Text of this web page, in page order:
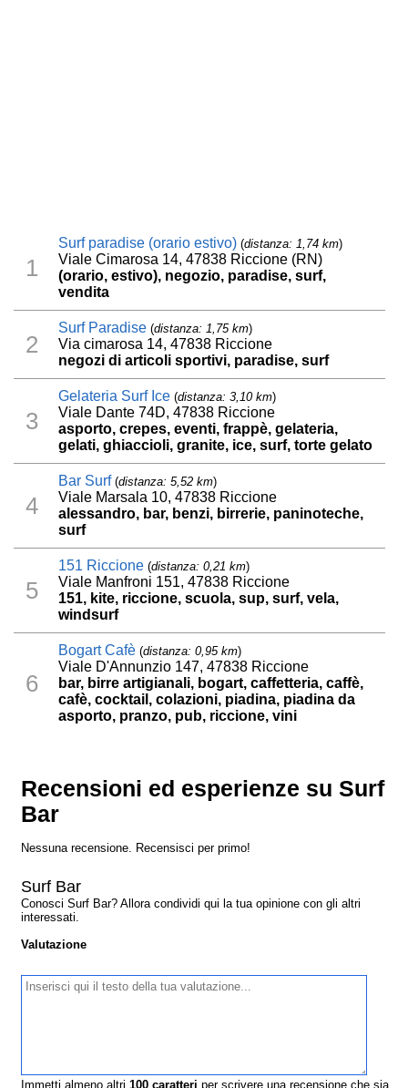
1
Surf paradise (orario estivo) (distanza: 1,74 km)
Viale Cimarosa 14, 47838 Riccione (RN)
(orario, estivo), negozio, paradise, surf,
vendita
2
Surf Paradise (distanza: 1,75 km)
Via cimarosa 14, 47838 Riccione
negozi di articoli sportivi, paradise, surf
3
Gelateria Surf Ice (distanza: 3,10 km)
Viale Dante 74D, 47838 Riccione
asporto, crepes, eventi, frappè, gelateria,
gelati, ghiaccioli, granite, ice, surf, torte gelato
4
Bar Surf(distanza: 5,52 km)
Viale Marsala 10, 47838 Riccione
alessandro, bar, benzi, birrerie, paninoteche,
surf
5
151 Riccione (distanza: 0,21 km)
Viale Manfroni 151, 47838 Riccione
151, kite, riccione, scuola, sup, surf, vela,
windsurf
6
Bogart Cafè (distanza: 0,95 km)
Viale D'Annunzio 147, 47838 Riccione
bar, birre artigianali, bogart, caffetteria, caffè,
cafè, cocktail, colazioni, piadina, piadina da
asporto, pranzo, pub, riccione, vini
Recensioni ed esperienze su Surf
Bar
Nessuna recensione. Recensisci per primo!
Surf Bar
Conosci Surf Bar? Allora condividi qui la tua opinione con gli altri
interessati.
Valutazione
Immetti almeno altri100 caratteri per scrivere una recensione che sia